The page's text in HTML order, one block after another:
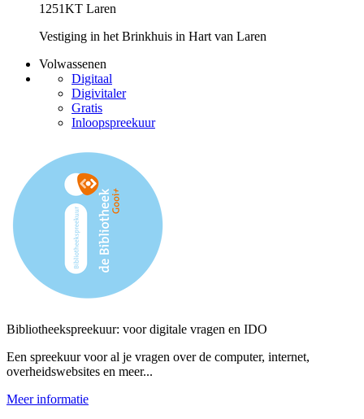
1251KT Laren
Vestiging in het Brinkhuis in Hart van Laren
Volwassenen
Digitaal
Digivitaler
Gratis
Inloopspreekuur
Bibliotheekspreekuur: voor digitale vragen en IDO
Een spreekuur voor al je vragen over de computer, internet,
overheidswebsites en meer...
Meer informatie